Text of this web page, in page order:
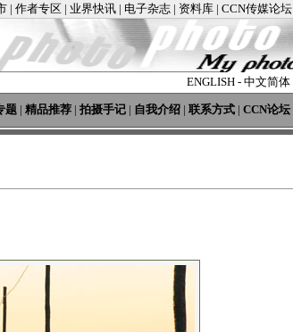
| 作者专区 | 业界快讯 | 电子杂志 | 资料库 | CCN传媒论坛
ENGLISH - 中文简体
题 | 精品推荐 | 拍摄手记 | 自我介绍 | 联系方式 | CCN论坛